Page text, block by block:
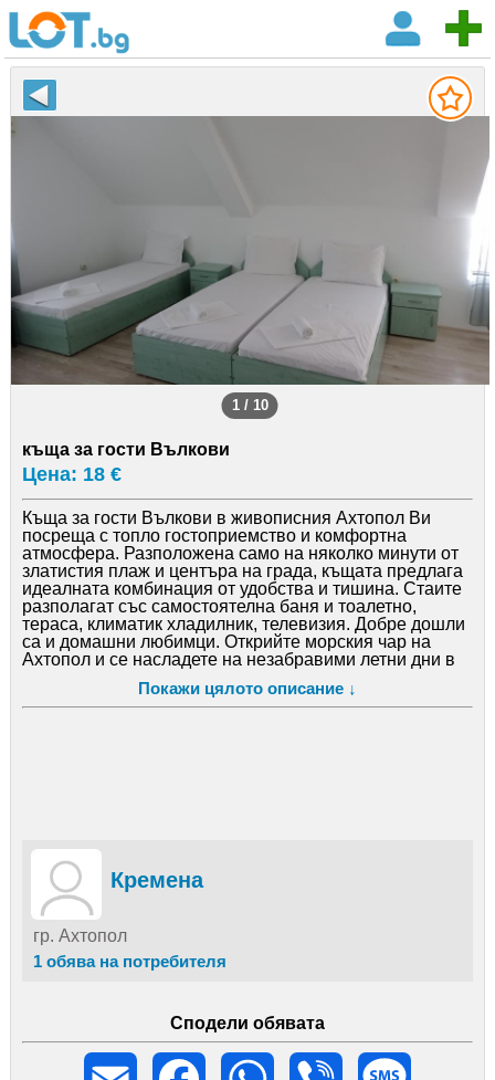
1 / 10
къща за гости Вълкови
Цена: 18 €
Къща за гости Вълкови в живописния Ахтопол Ви
посреща с топло гостоприемство и комфортна
атмосфера. Разположена само на няколко минути от
златистия плаж и центъра на града, къщата предлага
идеалната комбинация от удобства и тишина. Стаите
разполагат със самостоятелна баня и тоалетно,
тераса, климатик хладилник, телевизия. Добре дошли
са и домашни любимци. Открийте морския чар на
Ахтопол и се насладете на незабравими летни дни в
Покажи цялото описание ↓
Кремена
гр. Ахтопол
1 обява на потребителя
Сподели обявата
Email
Facebook WhatsApp Viber